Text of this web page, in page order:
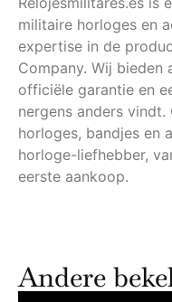
militaire horloges en
expertise in de
Company. Wij bieden
officiële garantie en
nergens anders
horloges, bandjes en
horloge-liefhebber,
eerste aankoop.
Andere